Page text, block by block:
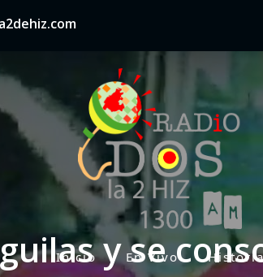
P
Inicio En Vivo
y se